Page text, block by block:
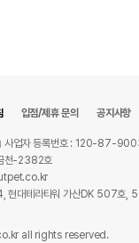
입점/제휴 문의 공지사항
사업자 등록번호 : 120-87-
천-2382호
현대테라타워 가산DK 507호,
all rights reserved.